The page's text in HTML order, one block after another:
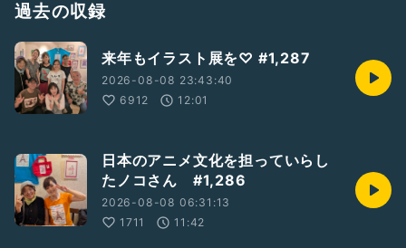
廣榮堂武田さんのきびだんごのこと、
髙木椋太さんのこと
受け継がれるシャンソン等
お話しています
#岡山パリ祭2026オーディション
過去の収録
来年もイラスト展を♡ #1,287
2026-08-08 23:43:40
6912
12:01
日本のアニメ文化を担っていらし
たノコさん #1,286
2026-08-08 06:31:13
1711
11:42